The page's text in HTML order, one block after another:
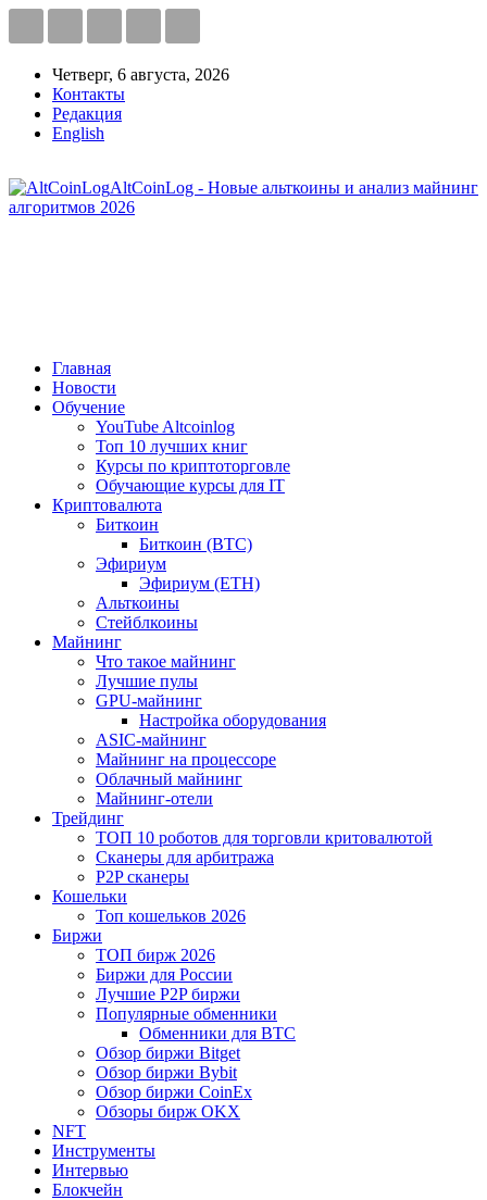
Четверг, 6 августа, 2026
Контакты
Редакция
English
AltCoinLog - Новые альткоины и анализ майнинг
алгоритмов 2026
Главная
Новости
Обучение
YouTube Altcoinlog
Топ 10 лучших книг
Курсы по криптоторговле
Обучающие курсы для IT
Криптовалюта
Биткоин
Биткоин (BTC)
Эфириум
Эфириум (ETH)
Альткоины
Стейблкоины
Майнинг
Что такое майнинг
Лучшие пулы
GPU-майнинг
Настройка оборудования
ASIC-майнинг
Майнинг на процессоре
Облачный майнинг
Майнинг-отели
Трейдинг
ТОП 10 роботов для торговли критовалютой
Сканеры для арбитража
P2P сканеры
Кошельки
Топ кошельков 2026
Биржи
ТОП бирж 2026
Биржи для России
Лучшие P2P биржи
Популярные обменники
Обменники для BTC
Обзор биржи Bitget
Обзор биржи Bybit
Обзор биржи CoinEx
Обзоры бирж OKX
NFT
Инструменты
Интервью
Блокчейн